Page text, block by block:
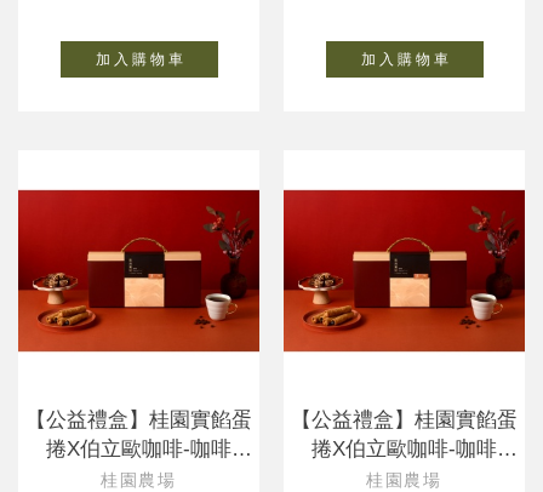
加 入 購 物 車 加 入 購 物 車
【公益禮盒】桂園實餡蛋
捲X伯立歐咖啡-咖啡
*10+蛋捲*6
桂園農場
【公益禮盒】桂園實餡蛋
捲X伯立歐咖啡-咖啡
*12+蛋捲*6
桂園農場